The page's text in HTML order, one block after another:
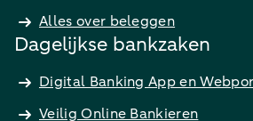
Alles over beleggen
Dagelijkse bankzaken
Digital Banking App en
Veilig Online Bankieren